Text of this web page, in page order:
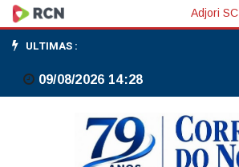
ArcelorMittal
vende
participação
Adjori SC
ULTIMAS :
09/08/2026 14:28